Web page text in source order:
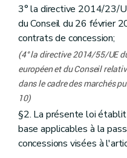
Chapitre 4
Art. 46
Art. 47
Art. 49
Art. 50
Art. 51
Art. 54
Art. 55
Art. 56
Titre 5 Règles relatives à
3° la directive 2014/23/
du Conseil du 26 février
contrats de concession;
(4° la directive 2014/55/UE
européen et du Conseil
dans le cadre des marchés
10)
§2. La présente loi
base applicables à la
concessions visées à